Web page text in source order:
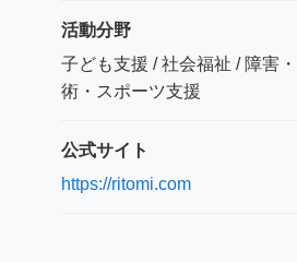
活動分野
子ども支援 / 社会福祉 / 障害
術・スポーツ支援
公式サイト
https://ritomi.com